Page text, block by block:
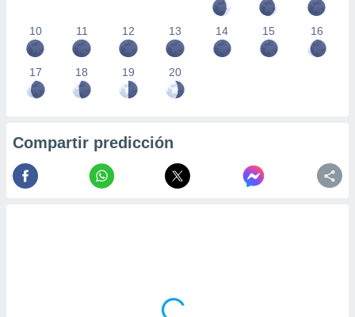
10 11 12 13 14 15 16
17 18 19 20
Compartir predicción